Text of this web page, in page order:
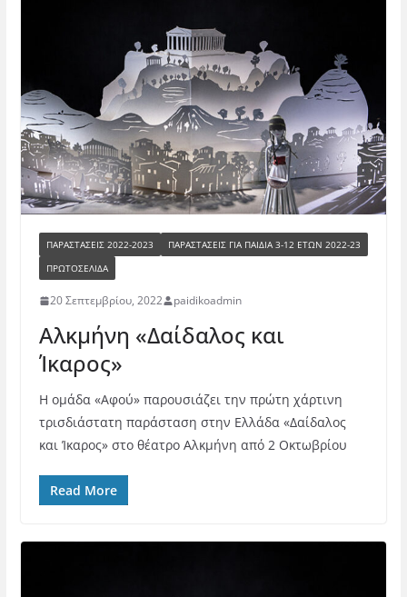
ΠΑΡΑΣΤΆΣΕΙΣ 2022-2023
ΠΑΡΑΣΤΆΣΕΙΣ ΓΙΑ ΠΑΙΔΙΆ 3-12 ΕΤΏΝ 2022-23
ΠΡΩΤΟΣΕΛΙΔΑ
20 Σεπτεμβρίου, 2022 paidikoadmin
Αλκμήνη «Δαίδαλος και
Ίκαρος»
Η ομάδα «Αφού» παρουσιάζει την πρώτη χάρτινη
τρισδιάστατη παράσταση στην Ελλάδα «Δαίδαλος
και Ίκαρος» στο θέατρο Αλκμήνη από 2 Οκτωβρίου
Read More